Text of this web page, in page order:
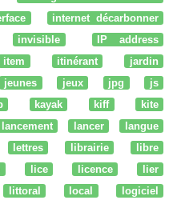
internet décarbonner
invisible
IP address
item itinérant
jardin
jeunes jeux jpg
js
kayak kiff
kite
lancement lancer
langue
lettres librairie
libre
lice licence
lier
littoral local
logiciel